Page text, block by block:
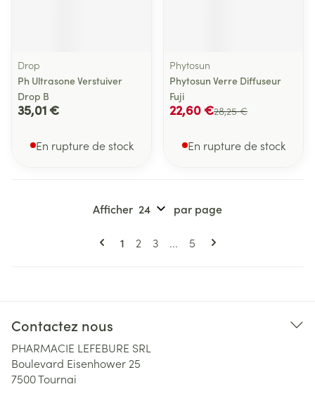
Drop
Ph Ultrasone Verstuiver
Drop B
35,01 €
En rupture de stock
Phytosun
Phytosun Verre Diffuseur
Fuji
28,25 €
22,60 €
En rupture de stock
Pages
Vous lisez actuellement la page
1 Page
2 Page
3 ... Page
5
Afficher par page
Contactez nous
PHARMACIE LEFEBURE SRL
Boulevard Eisenhower 25
7500Tournai